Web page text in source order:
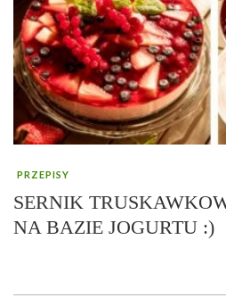
PRZEPISY
SERNIK
NA BAZIE JOGURTU :)